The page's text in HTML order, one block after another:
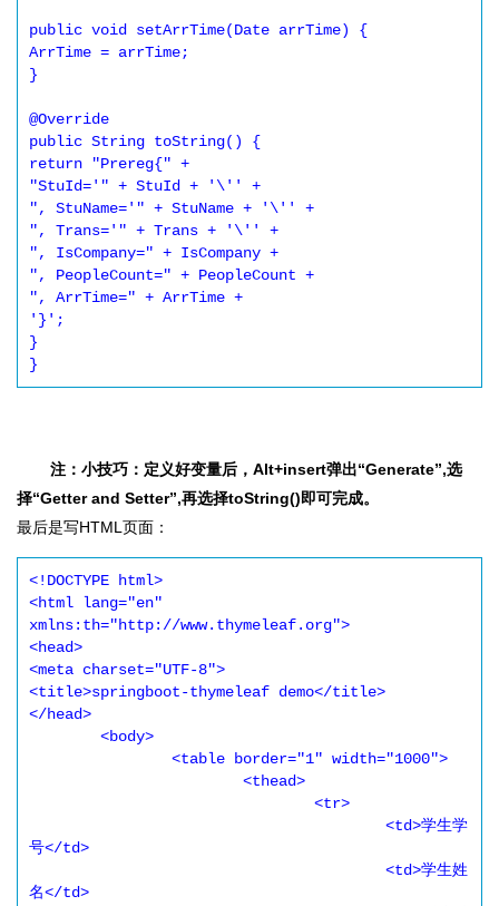
public void setArrTime(Date arrTime) {
ArrTime = arrTime;
}
@Override
public String toString() {
return "Prereg{" +
"StuId='" + StuId + '\'' +
", StuName='" + StuName + '\'' +
", Trans='" + Trans + '\'' +
", IsCompany=" + IsCompany +
", PeopleCount=" + PeopleCount +
", ArrTime=" + ArrTime +
'}';
}
}
注：小技巧：定义好变量后，Alt+insert弹出“Generate”,选
择“Getter and Setter”,再选择toString()即可完成。
最后是写HTML页面：
<!DOCTYPE html>
<html lang="en"
xmlns:th="http://www.thymeleaf.org">
<head>
<meta charset="UTF-8">
<title>springboot-thymeleaf demo</title>
</head>
号</td>
名</td>